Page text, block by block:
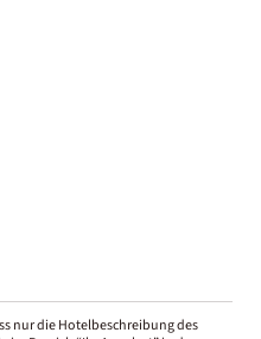
nur die Hotelbeschreibung des